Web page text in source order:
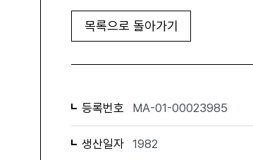
목록으로 돌아가기
등록번호 MA-01-00023985
생산일자 1982